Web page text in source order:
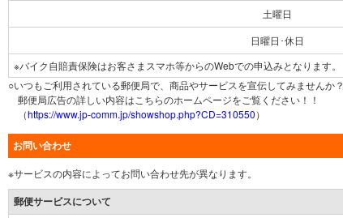
土曜日
日曜日･休日
※バイク自賠責保険はお客さまスマホ等からのWebでの申込みとなります。
○いつもご利用されている郵便局で、商品やサービスを宣伝してみませんか？
郵便局広告の詳しい内容はこちらのホームページをご覧ください！！
（https://www.jp-comm.jp/showshop.php?CD=310550）
お問い合わせ
※サービスの内容によってお問い合わせ先が異なります。
郵便サービスについて